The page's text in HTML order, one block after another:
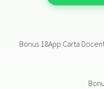
Bonus 18App Carta